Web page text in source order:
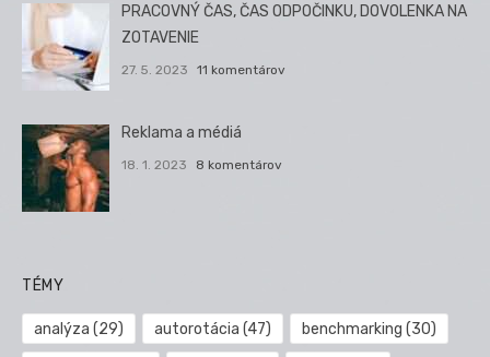
PRACOVNÝ ČAS, ČAS ODPOČINKU, DOVOLENKA NA
ZOTAVENIE
27. 5. 2023 11 komentárov
Reklama a médiá
18. 1. 2023 8 komentárov
TÉMY
analýza (29) autorotácia (47) benchmarking (30)